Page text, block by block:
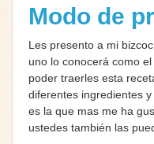
Modo de
Les presento a mi
uno lo conocerá como
poder traerles esta
diferentes ingredientes
es la que mas me ha
ustedes también las